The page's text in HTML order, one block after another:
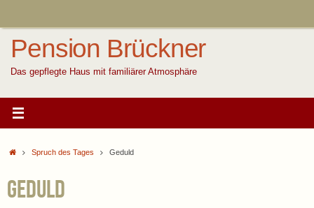
Pension Brückner
Das gepflegte Haus mit familiärer Atmosphäre
StartSpruch des Tages Geduld
Geduld